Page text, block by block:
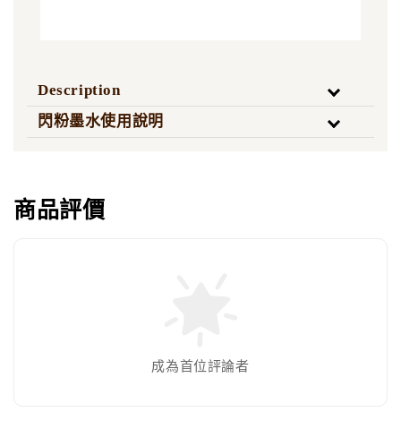
Description
閃粉墨水使用說明
商品評價
成為首位評論者